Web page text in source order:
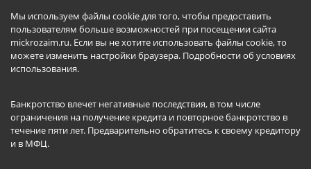
Мы используем файлы cookie для того, чтобы предоставить
пользователям больше возможностей при посещении сайта
mickrozaim.ru. Если вы не хотите использовать файлы cookie, то
можете изменить настройки браузера. Подробности об условиях
использования.
Банкротство влечет негативные последствия, в том числе
ограничения на получение кредита и повторное банкротство в
течение пяти лет. Предварительно обратитесь к своему кредитору
и в МФЦ.